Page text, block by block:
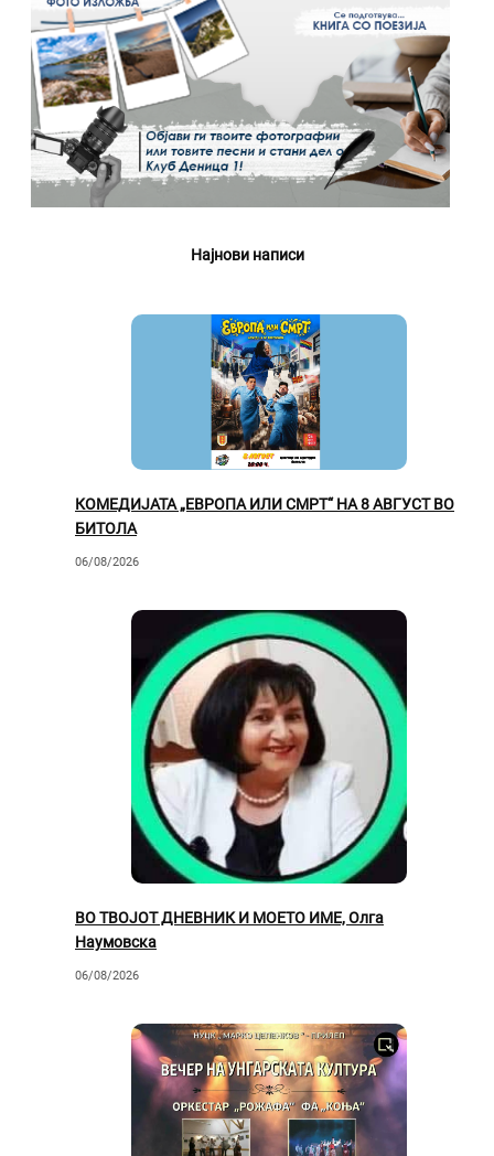
Најнови написи
КОМЕДИЈАТА „ЕВРОПА ИЛИ СМРТ“ НА 8 АВГУСТ ВО
БИТОЛА
06/08/2026
ВО ТВОЈОТ ДНЕВНИК И МОЕТО ИМЕ, Олга
Наумовска
06/08/2026